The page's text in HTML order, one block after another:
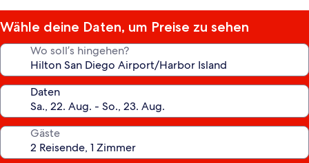
Wähle deine Daten, um Preise zu sehen
Wo soll’s hingehen?
Daten
Gäste